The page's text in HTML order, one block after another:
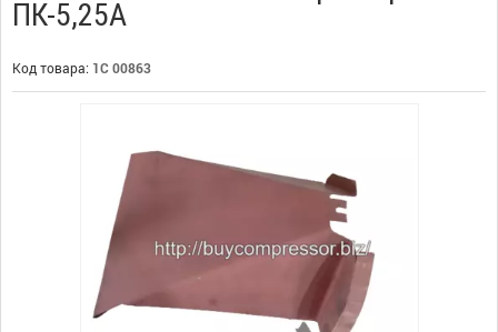
ПК-5,25А
Код товара: 1С 00863